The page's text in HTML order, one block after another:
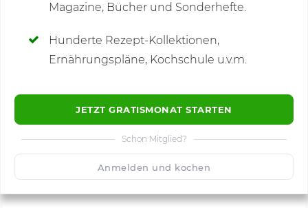
Magazine, Bücher und Sonderhefte.
Hunderte Rezept-Kollektionen,
Ernährungspläne, Kochschule u.v.m.
JETZT GRATISMONAT STARTEN
Schon Mitglied?
Anmelden und kochen
Kommentare(8)
🙂 Speichern